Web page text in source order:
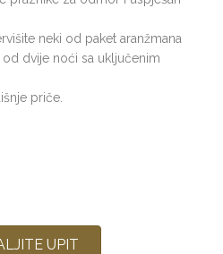
neki od paket aranžmana
dvije noći sa uključenim
priče.
UPIT